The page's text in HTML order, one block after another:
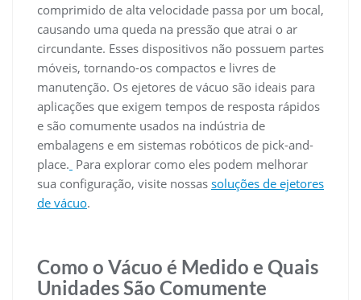
comprimido de alta velocidade passa por um bocal,
causando uma queda na pressão que atrai o ar
circundante. Esses dispositivos não possuem partes
móveis, tornando-os compactos e livres de
manutenção. Os ejetores de vácuo são ideais para
aplicações que exigem tempos de resposta rápidos
e são comumente usados na indústria de
embalagens e em sistemas robóticos de pick-and-
place. Para explorar como eles podem melhorar
sua configuração, visite nossas soluções de ejetores
de vácuo.
Como o Vácuo é Medido e Quais
Unidades São Comumente